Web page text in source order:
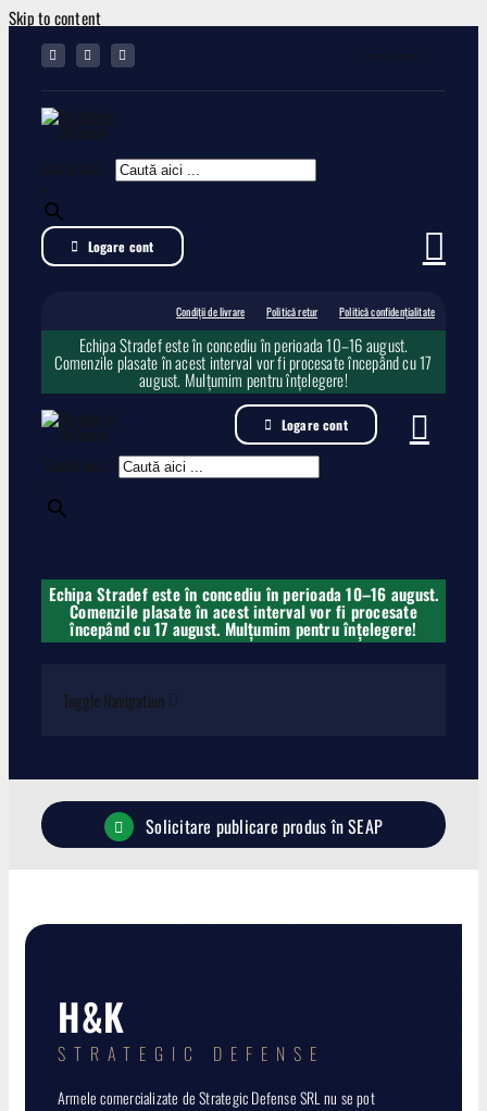
Skip to content
Toggle Navigation
Caută aici ...
×
Logare cont
Condiții de livrare Politică retur Politică confidențialitate
Echipa Stradef este în concediu în perioada 10–16 august.
Comenzile plasate în acest interval vor fi procesate începând cu 17
august. Mulțumim pentru înțelegere!
Logare cont
Caută aici ...
×
Echipa Stradef este în concediu în perioada 10–16 august.
Comenzile plasate în acest interval vor fi procesate
începând cu 17 august. Mulțumim pentru înțelegere!
Toggle Navigation
Pistoale
Termoviziune
Solicitare publicare produs în SEAP
H&K
STRATEGIC DEFENSE
Armele comercializate de Strategic Defense SRL nu se pot